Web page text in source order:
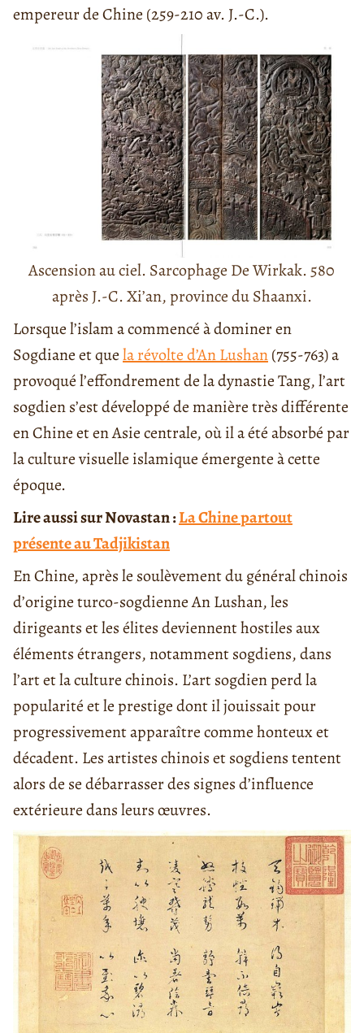
empereur de Chine (259-210 av. J.-C.).
Ascension au ciel. Sarcophage De Wirkak. 580
après J.-C. Xi’an, province du Shaanxi.
Lorsque l’islam a commencé à dominer en
Sogdiane et quela révolte d’An Lushan(755-763) a
provoqué l’effondrement de la dynastie Tang, l’art
sogdien s’est développé de manière très différente
en Chine et en Asie centrale, où il a été absorbé par
la culture visuelle islamique émergente à cette
époque.
Lire aussi sur Novastan :La Chine partout
présente au Tadjikistan
En Chine, après le soulèvement du général chinois
d’origine turco-sogdienne An Lushan, les
dirigeants et les élites deviennent hostiles aux
éléments étrangers, notamment sogdiens, dans
l’art et la culture chinois. L’art sogdien perd la
popularité et le prestige dont il jouissait pour
progressivement apparaître comme honteux et
décadent. Les artistes chinois et sogdiens tentent
alors de se débarrasser des signes d’influence
extérieure dans leurs œuvres.